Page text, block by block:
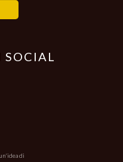
SOCIAL
di